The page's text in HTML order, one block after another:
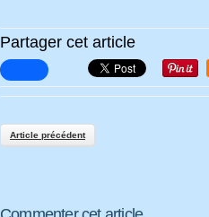
Partager cet article
Article précédent